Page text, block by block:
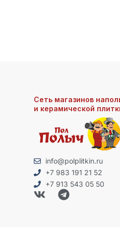
Сеть магазинов
и керамической
info@polplitkin.ru
+7 983 191 21 52
+7 913 543 05 50